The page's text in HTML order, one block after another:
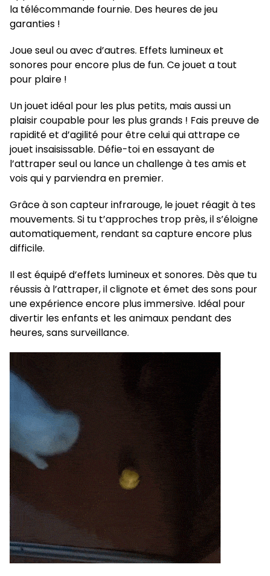
la télécommande fournie. Des heures de jeu
garanties !
Joue seul ou avec d’autres. Effets lumineux et
sonores pour encore plus de fun. Ce jouet a tout
pour plaire !
Un jouet idéal pour les plus petits, mais aussi un
plaisir coupable pour les plus grands ! Fais preuve de
rapidité et d’agilité pour être celui qui attrape ce
jouet insaisissable. Défie-toi en essayant de
l’attraper seul ou lance un challenge à tes amis et
vois qui y parviendra en premier.
Grâce à son capteur infrarouge, le jouet réagit à tes
mouvements. Si tu t’approches trop près, il s’éloigne
automatiquement, rendant sa capture encore plus
difficile.
Il est équipé d’effets lumineux et sonores. Dès que tu
réussis à l’attraper, il clignote et émet des sons pour
une expérience encore plus immersive. Idéal pour
divertir les enfants et les animaux pendant des
heures, sans surveillance.